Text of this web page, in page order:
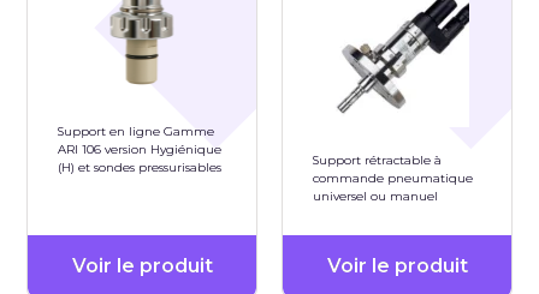
Support en ligne Gamme
ARI 106 version Hygiénique
(H) et sondes pressurisables
Voir le produit
Support rétractable à
commande pneumatique
universel ou manuel
Voir le produit